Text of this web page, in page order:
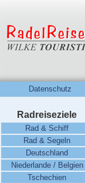
Datenschutz
Radreiseziele
Rad & Schiff
Rad & Segeln
Deutschland
Niederlande / Belgien
Tschechien